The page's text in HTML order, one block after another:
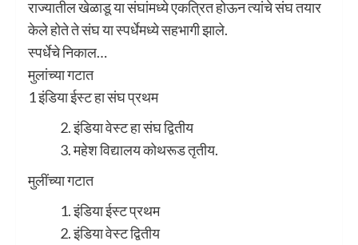
राज्यातील खेळाडू या संघांमध्ये एकत्रित होऊन त्यांचे संघ तयार
केले होते ते संघ या स्पर्धेमध्ये सहभागी झाले.
स्पर्धेचे निकाल…
मुलांच्या गटात
1 इंडिया ईस्ट हा संघ प्रथम
इंडिया वेस्ट हा संघ द्वितीय
महेश विद्यालय कोथरूड तृतीय.
मुलींच्या गटात
इंडिया ईस्ट प्रथम
इंडिया वेस्ट द्वितीय